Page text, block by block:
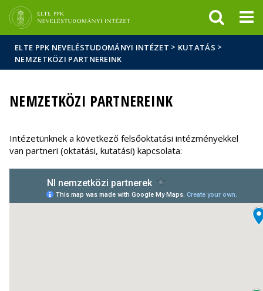
sajtóban
ELTE PPK NEVELÉSTUDOMÁNYI INTÉZET > KUTATÁS >
NEMZETKÖZI PARTNEREINK
NEMZETKÖZI PARTNEREINK
Intézetünknek a következő felsőoktatási intézményekkel
van partneri (oktatási, kutatási) kapcsolata: